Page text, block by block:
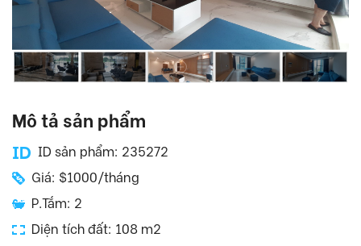
Mô tả sản phẩm
ID sản phẩm: 235272
Giá: $1000/tháng
P.Tắm: 2
Diện tích đất: 108 m2